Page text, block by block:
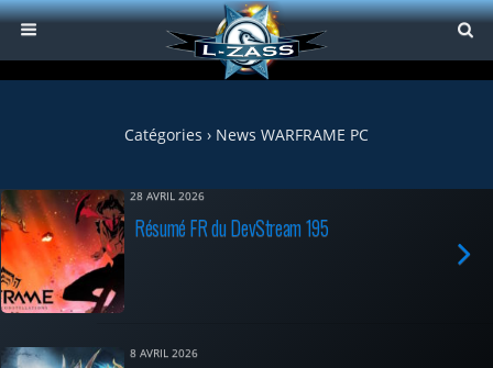
Catégories › News WARFRAME PC
28 AVRIL 2026
Résumé FR du DevStream 195
8 AVRIL 2026